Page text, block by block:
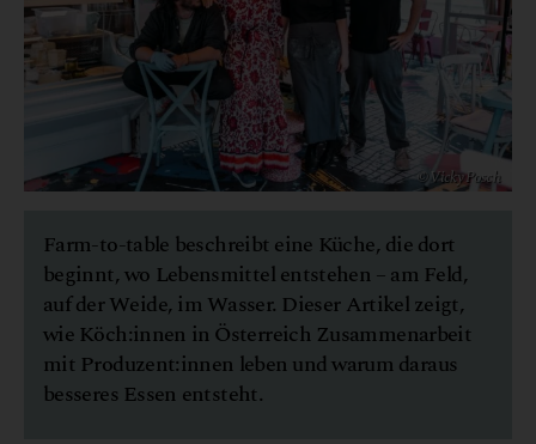
© Vicky Posch
Farm-to-table beschreibt eine Küche, die dort
beginnt, wo Lebensmittel entstehen – am Feld,
auf der Weide, im Wasser. Dieser Artikel zeigt,
wie Köch:innen in Österreich Zusammenarbeit
mit Produzent:innen leben und warum daraus
besseres Essen entsteht.